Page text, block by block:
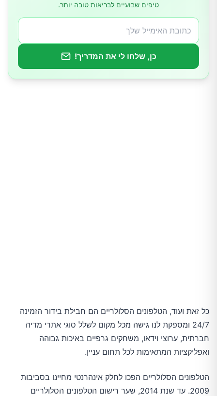
7.השתמשו בטלפון הקווי שלכם
טיפים שבועיים לבריאות טובה יותר.
כן, שלחו לי את המדריך!
כל זאת ועוד, הטלפונים הסלולריים הם חבילת בידור הזמינה
24/7 ומספקת לנו גישה מכל מקום לשלל סוגי אתרי מדיה
חברתית, ערוצי וידאו, משחקים גרפיים באיכות גבוהה
ואפליקציות המתאימות לכל תחום עניין.
הטלפונים הסלולריים הפכו לחלק אינהרנטי מחיינו בסביבות
2009. עד שנת 2014, שער רישום הטלפונים הסלולריים